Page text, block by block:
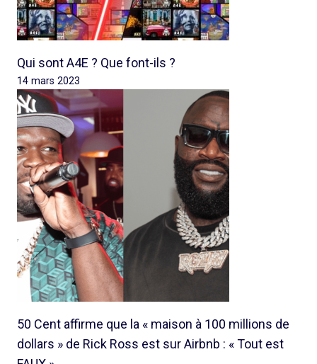
Qui sont A4E ? Que font-ils ?
14 mars 2023
50 Cent affirme que la « maison à 100 millions de
dollars » de Rick Ross est sur Airbnb : « Tout est